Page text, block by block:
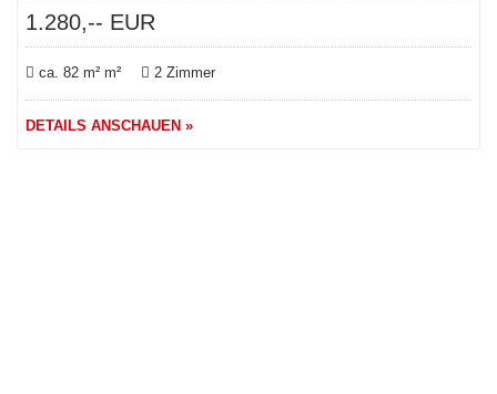
1.280,-- EUR
ca. 82 m² m² 2 Zimmer
DETAILS ANSCHAUEN »